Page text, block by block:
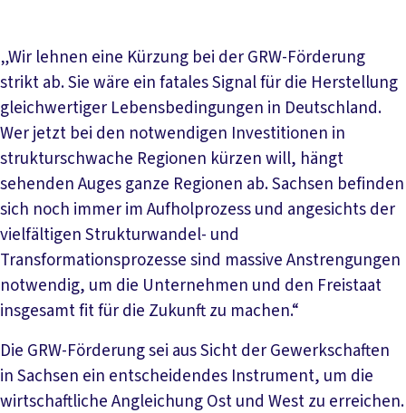
„Wir lehnen eine Kürzung bei der GRW-Förderung
strikt ab. Sie wäre ein fatales Signal für die Herstellung
gleichwertiger Lebensbedingungen in Deutschland.
Wer jetzt bei den notwendigen Investitionen in
strukturschwache Regionen kürzen will, hängt
sehenden Auges ganze Regionen ab. Sachsen befinden
sich noch immer im Aufholprozess und angesichts der
vielfältigen Strukturwandel- und
Transformationsprozesse sind massive Anstrengungen
notwendig, um die Unternehmen und den Freistaat
insgesamt fit für die Zukunft zu machen.“
Die GRW-Förderung sei aus Sicht der Gewerkschaften
in Sachsen ein entscheidendes Instrument, um die
wirtschaftliche Angleichung Ost und West zu erreichen.